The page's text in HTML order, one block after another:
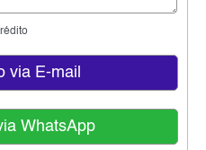
via E-mail
WhatsApp